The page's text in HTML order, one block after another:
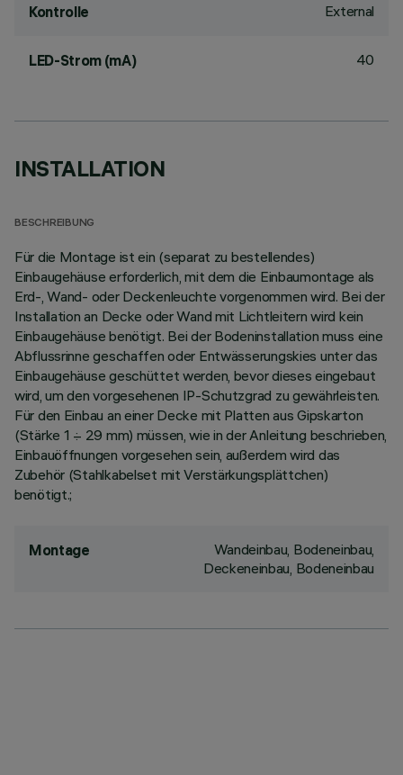
Kontrolle External
LED-Strom (mA) 40
INSTALLATION
BESCHREIBUNG
Für die Montage ist ein (separat zu bestellendes)
Einbaugehäuse erforderlich, mit dem die Einbaumontage als
Erd-, Wand- oder Deckenleuchte vorgenommen wird. Bei der
Installation an Decke oder Wand mit Lichtleitern wird kein
Einbaugehäuse benötigt. Bei der Bodeninstallation muss eine
Abflussrinne geschaffen oder Entwässerungskies unter das
Einbaugehäuse geschüttet werden, bevor dieses eingebaut
wird, um den vorgesehenen IP-Schutzgrad zu gewährleisten.
Für den Einbau an einer Decke mit Platten aus Gipskarton
(Stärke 1 ÷ 29 mm) müssen, wie in der Anleitung beschrieben,
Einbauöffnungen vorgesehen sein, außerdem wird das
Zubehör (Stahlkabelset mit Verstärkungsplättchen)
benötigt.;
Montage
Wandeinbau, Bodeneinbau,
Deckeneinbau, Bodeneinbau